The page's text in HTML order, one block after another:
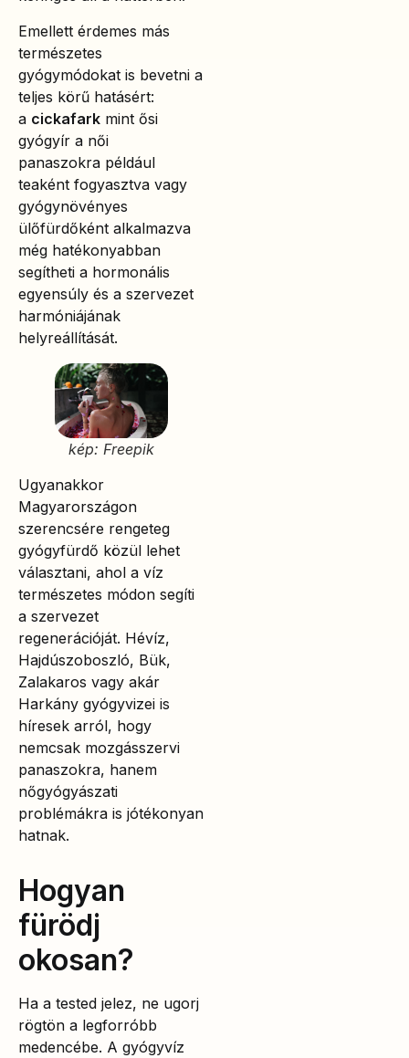
Emellett érdemes más
természetes
gyógymódokat is bevetni a
teljes körű hatásért:
a cickafark mint ősi
gyógyír a női
panaszokra például
teaként fogyasztva vagy
gyógynövényes
ülőfürdőként alkalmazva
még hatékonyabban
segítheti a hormonális
egyensúly és a szervezet
harmóniájának
helyreállítását.
kép: Freepik
Ugyanakkor
Magyarországon
szerencsére rengeteg
gyógyfürdő közül lehet
választani, ahol a víz
természetes módon segíti
a szervezet
regenerációját. Hévíz,
Hajdúszoboszló, Bük,
Zalakaros vagy akár
Harkány gyógyvizei is
híresek arról, hogy
nemcsak mozgásszervi
panaszokra, hanem
nőgyógyászati
problémákra is jótékonyan
hatnak.
Hogyan
fürödj
okosan?
Ha a tested jelez, ne ugorj
rögtön a legforróbb
medencébe. A gyógyvíz